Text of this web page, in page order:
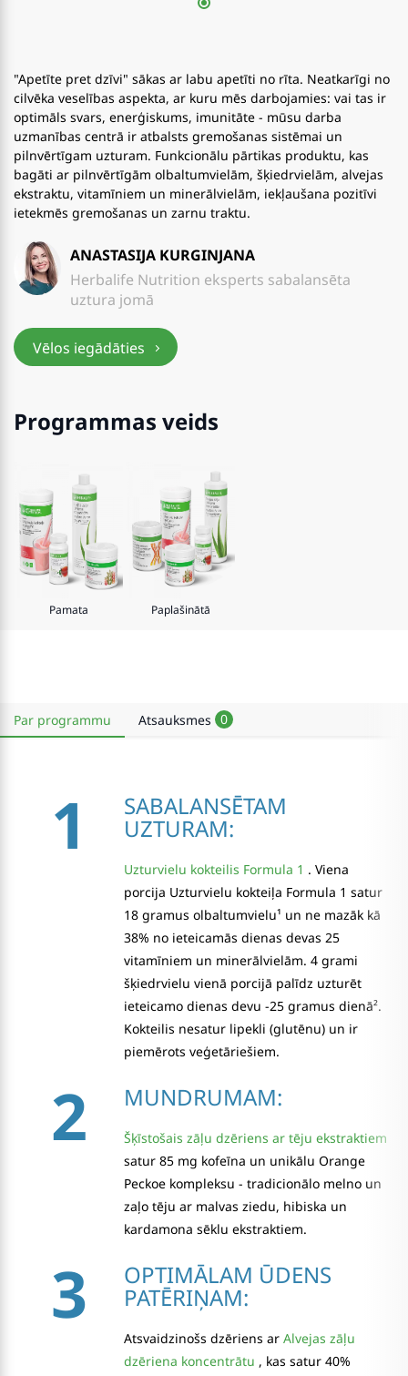
"Apetīte pret dzīvi" sākas ar labu apetīti no rīta. Neatkarīgi no
cilvēka veselības aspekta, ar kuru mēs darbojamies: vai tas ir
optimāls svars, enerģiskums, imunitāte - mūsu darba
uzmanības centrā ir atbalsts gremošanas sistēmai un
pilnvērtīgam uzturam. Funkcionālu pārtikas produktu, kas
bagāti ar pilnvērtīgām olbaltumvielām, šķiedrvielām, alvejas
ekstraktu, vitamīniem un minerālvielām, iekļaušana pozitīvi
ietekmēs gremošanas un zarnu traktu.
ANASTASIJA KURGINJANA
Herbalife Nutrition eksperts sabalansēta
uztura jomā
Vēlos iegādāties
Programmas veids
Pamata Paplašinātā
Par programmu Atsauksmes 0
1 SABALANSĒTAM
UZTURAM:
Uzturvielu kokteilis Formula 1 . Viena
porcija Uzturvielu kokteiļa Formula 1 satur
18 gramus olbaltumvielu¹ un ne mazāk kā
38% no ieteicamās dienas devas 25
vitamīniem un minerālvielām. 4 grami
šķiedrvielu vienā porcijā palīdz uzturēt
ieteicamo dienas devu -25 gramus dienā².
Kokteilis nesatur lipekli (glutēnu) un ir
piemērots veģetāriešiem.
2 MUNDRUMAM:
Šķīstošais zāļu dzēriens ar tēju ekstraktiem
satur 85 mg kofeīna un unikālu Orange
Peckoe kompleksu - tradicionālo melno un
zaļo tēju ar malvas ziedu, hibiska un
kardamona sēklu ekstraktiem.
3 OPTIMĀLAM ŪDENS
PATĒRIŅAM:
Atsvaidzinošs dzēriens ar Alvejas zāļu
dzēriena koncentrātu , kas satur 40%